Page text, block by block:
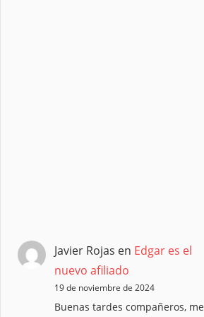
Javier Rojas en Edgar es el
nuevo afiliado
19 de noviembre de 2024
Buenas tardes compañeros, me